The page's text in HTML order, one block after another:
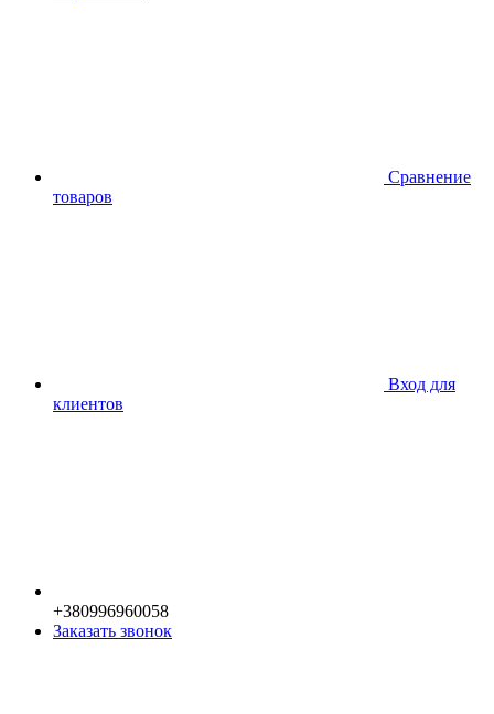
Сравнение
товаров
Вход для
клиентов
+380996960058
Заказать звонок